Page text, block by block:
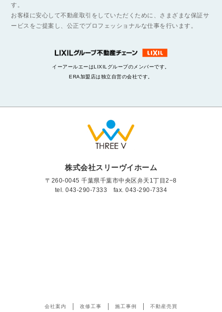
す。
お客様に安心して不動産取引をしていただくために、さまざまな保証サ
ービスをご提案し、公正でプロフェッショナルな仕事を行います。
イーアールエーはLIXILグループのメンバーです。
ERA加盟店は独立自営の会社です。
株式会社スリーヴイホーム
〒260-0045 千葉県千葉市中央区弁天1丁目2−8
tel.043-290-7333 fax. 043-290-7334
会社案内 改修工事 施工事例 不動産売買